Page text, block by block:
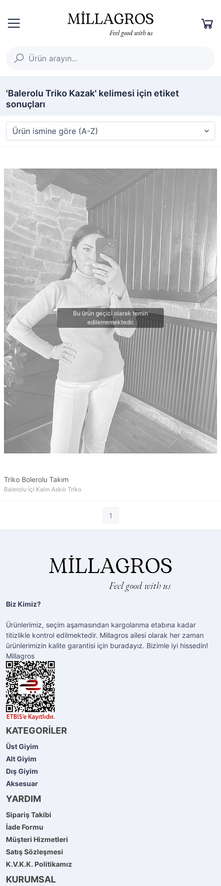
'Balerolu Triko Kazak' kelimesi için etiket
sonuçları
Triko Bolerolu Takım
Balerolu İçi Kalın Askılı Triko
1
Biz Kimiz?
Ürünlerimiz, seçim aşamasından kargolanma etabına kadar
titizlikle kontrol edilmektedir. Millagros ailesi olarak her zaman
ürünlerimizin kalite garantisi için buradayız. Bizimle iyi hissedin!
Millagros
KATEGORİLER
Üst Giyim
Alt Giyim
Dış Giyim
Aksesuar
YARDIM
Sipariş Takibi
İade Formu
Müşteri Hizmetleri
Satış Sözleşmesi
K.V.K.K. Politikamız
KURUMSAL